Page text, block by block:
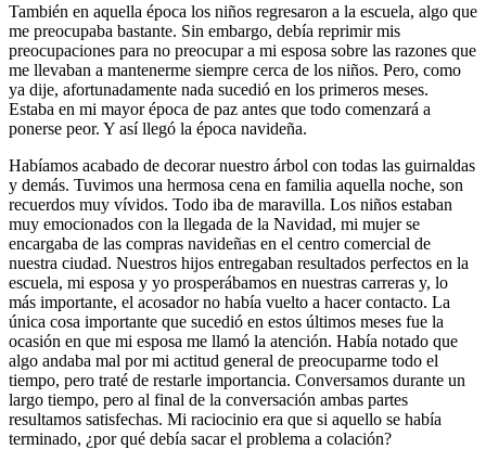
También en aquella época los niños regresaron a la escuela, algo que
me preocupaba bastante. Sin embargo, debía reprimir mis
preocupaciones para no preocupar a mi esposa sobre las razones que
me llevaban a mantenerme siempre cerca de los niños. Pero, como
ya dije, afortunadamente nada sucedió en los primeros meses.
Estaba en mi mayor época de paz antes que todo comenzará a
ponerse peor. Y así llegó la época navideña.
Habíamos acabado de decorar nuestro árbol con todas las guirnaldas
y demás. Tuvimos una hermosa cena en familia aquella noche, son
recuerdos muy vívidos. Todo iba de maravilla. Los niños estaban
muy emocionados con la llegada de la Navidad, mi mujer se
encargaba de las compras navideñas en el centro comercial de
nuestra ciudad. Nuestros hijos entregaban resultados perfectos en la
escuela, mi esposa y yo prosperábamos en nuestras carreras y, lo
más importante, el acosador no había vuelto a hacer contacto. La
única cosa importante que sucedió en estos últimos meses fue la
ocasión en que mi esposa me llamó la atención. Había notado que
algo andaba mal por mi actitud general de preocuparme todo el
tiempo, pero traté de restarle importancia. Conversamos durante un
largo tiempo, pero al final de la conversación ambas partes
resultamos satisfechas. Mi raciocinio era que si aquello se había
terminado, ¿por qué debía sacar el problema a colación?